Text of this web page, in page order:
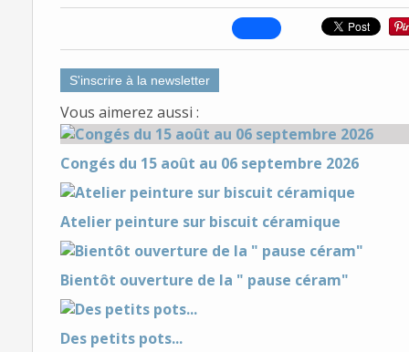
S'inscrire à la newsletter
Vous aimerez aussi :
Congés du 15 août au 06 septembre 2026
Atelier peinture sur biscuit céramique
Bientôt ouverture de la " pause céram"
Des petits pots...